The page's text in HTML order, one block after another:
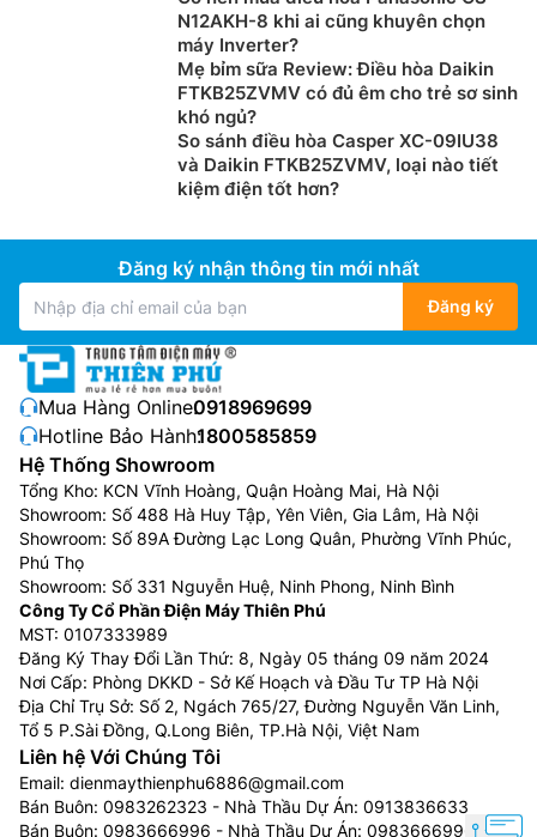
N12AKH-8 khi ai cũng khuyên chọn
máy Inverter?
Mẹ bỉm sữa Review: Điều hòa Daikin
FTKB25ZVMV có đủ êm cho trẻ sơ sinh
khó ngủ?
So sánh điều hòa Casper XC-09IU38
và Daikin FTKB25ZVMV, loại nào tiết
kiệm điện tốt hơn?
Đăng ký nhận thông tin mới nhất
Đăng ký
Mua Hàng Online:0918969699
Hotline Bảo Hành:1800585859
Hệ Thống Showroom
Tổng Kho: KCN Vĩnh Hoàng, Quận Hoàng Mai, Hà Nội
Showroom: Số 488 Hà Huy Tập, Yên Viên, Gia Lâm, Hà Nội
Showroom: Số 89A Đường Lạc Long Quân, Phường Vĩnh Phúc,
Phú Thọ
Showroom: Số 331 Nguyễn Huệ, Ninh Phong, Ninh Bình
Công Ty Cổ Phần Điện Máy Thiên Phú
MST: 0107333989
Đăng Ký Thay Đổi Lần Thứ: 8, Ngày 05 tháng 09 năm 2024
Nơi Cấp: Phòng DKKD - Sở Kế Hoạch và Đầu Tư TP Hà Nội
Địa Chỉ Trụ Sở: Số 2, Ngách 765/27, Đường Nguyễn Văn Linh,
Tổ 5 P.Sài Đồng, Q.Long Biên, TP.Hà Nội, Việt Nam
Liên hệ Với Chúng Tôi
Email: dienmaythienphu6886@gmail.com
Bán Buôn: 0983262323 - Nhà Thầu Dự Án: 0913836633
Bán Buôn: 0983666996 - Nhà Thầu Dự Án: 0983666996